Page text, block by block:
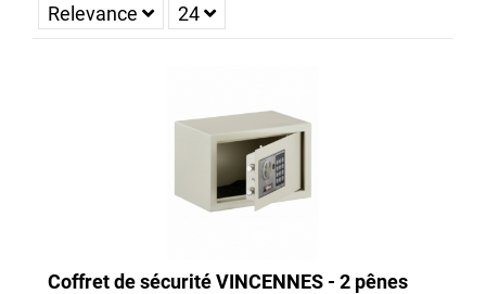
Relevance 24
Coffret de sécurité VINCENNES - 2 pênes